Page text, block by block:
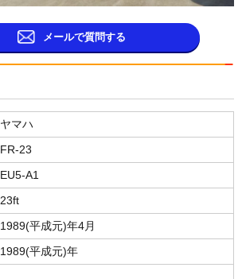
メールで質問する
ヤマハ
FR-23
EU5-A1
23ft
1989(平成元)年4月
1989(平成元)年